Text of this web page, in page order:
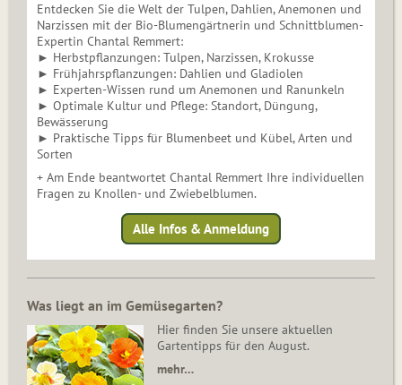
Entdecken Sie die Welt der Tulpen, Dahlien, Anemonen und
Narzissen mit der Bio-Blumengärtnerin und Schnittblumen-
Expertin Chantal Remmert:
► Herbstpflanzungen: Tulpen, Narzissen, Krokusse
► Frühjahrspflanzungen: Dahlien und Gladiolen
► Experten-Wissen rund um Anemonen und Ranunkeln
► Optimale Kultur und Pflege: Standort, Düngung,
Bewässerung
► Praktische Tipps für Blumenbeet und Kübel, Arten und
Sorten
+ Am Ende beantwortet Chantal Remmert Ihre individuellen
Fragen zu Knollen- und Zwiebelblumen.
Alle Infos & Anmeldung
Was liegt an im Gemüsegarten?
Hier finden Sie unsere aktuellen
Gartentipps für den August.
mehr…